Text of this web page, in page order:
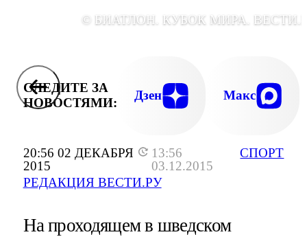
20:56 02 ДЕКАБРЯ
2015
13:56
03.12.2015
РЕДАКЦИЯ ВЕСТИ.РУ
СПОРТ
© БИАТЛОН. КУБОК МИРА.
СЛЕДИТЕ ЗА
НОВОСТЯМИ:
Дзен Макс
На проходящем в шведском